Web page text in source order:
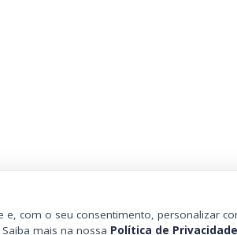
com o seu consentimento, personalizar
mais na nossa Política de Privacidade